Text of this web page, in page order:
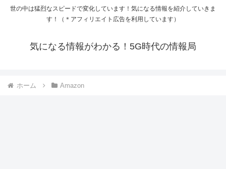
世の中は猛烈なスピードで変化しています！気になる情報を紹介していきま
す！（＊アフィリエイト広告を利用しています）
気になる情報がわかる！5G時代の情報局
ホーム Amazon